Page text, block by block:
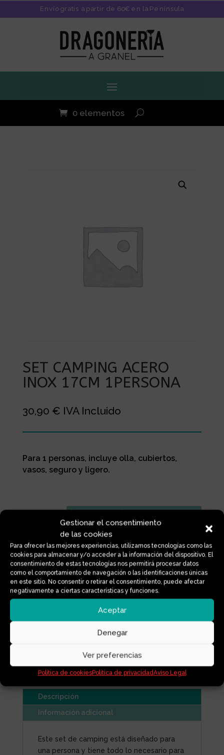
Gestionar el consentimiento
de las cookies
Para ofrecer las mejores experiencias, utilizamos tecnologías como las
cookies para almacenar y/o acceder a la información del dispositivo. El
consentimiento de estas tecnologías nos permitirá procesar datos
como el comportamiento de navegación o las identificaciones únicas
en este sitio. No consentir o retirar el consentimiento, puede afectar
negativamente a ciertas características y funciones.
Aceptar
Denegar
Ver preferencias
Política de cookiesPolítica de privacidadAviso Legal
Envío gratis a partir de 60€ en la Península
0 elementos
SET CAMPING ACERO
INOX 17CM 1PERSONA
30,90 € IVA Incluido
Para 1 personas, incluye olla, cubiertos,
vasos, seguro y ligero.
SET
CAMPING
ACERO
INOX
17cm
cantidad
Añadir al carrito
Tamaño
Descripción
Información adicional
Este set de camping está diseñado para
una persona y tiene todo lo necesario para